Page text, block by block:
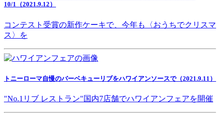
10/1（2021.9.12）
コンテスト受賞の新作ケーキで、今年も〈おうちでクリスマ
ス〉を
トニーローマ自慢のバーベキューリブをハワイアンソースで（2021.9.11）
"No.1リブ レストラン"国内7店舗でハワイアンフェアを開催